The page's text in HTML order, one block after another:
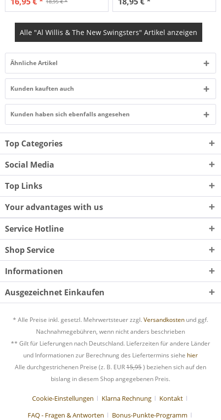
18,95 € *
Alle "Al Willis & The New Swingsters" Artikel anzeigen
Ähnliche Artikel
Kunden kauften auch
Kunden haben sich ebenfalls angesehen
Top Categories
Social Media
Top Links
Your advantages with us
Service Hotline
Shop Service
Informationen
Ausgezeichnet Einkaufen
* Alle Preise inkl. gesetzl. Mehrwertsteuer zzgl. Versandkosten und ggf.
Nachnahmegebühren, wenn nicht anders beschrieben
** Gilt für Lieferungen nach Deutschland. Lieferzeiten für andere Länder
und Informationen zur Berechnung des Liefertermins siehe hier
Alle durchgestrichenen Preise (z. B. EUR15,95) beziehen sich auf den
bislang in diesem Shop angegebenen Preis.
Cookie-Einstellungen Klarna Rechnung
Kontakt
FAQ - Fragen & Antworten
Bonus-Punkte-Programm